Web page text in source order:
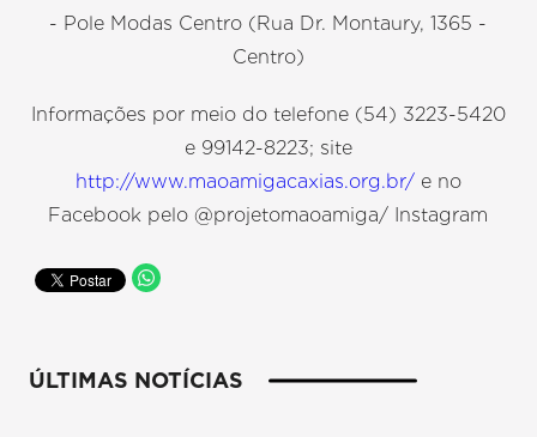
- Pole Modas Centro (Rua Dr. Montaury, 1365 -
Centro)
Informações por meio do telefone (54) 3223-5420
e 99142-8223; site
http://www.maoamigacaxias.org.br/e no
Facebook pelo @projetomaoamiga/ Instagram
ÚLTIMAS NOTÍCIAS